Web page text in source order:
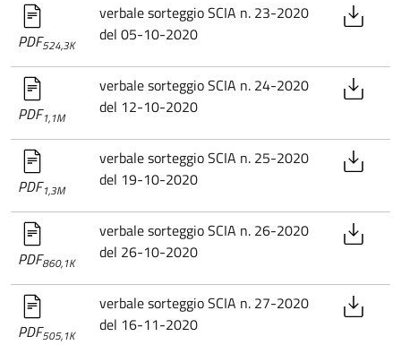
PDF524,3K
verbale sorteggio SCIA n. 23-2020
del 05-10-2020
PDF1,1M
verbale sorteggio SCIA n. 24-2020
del 12-10-2020
PDF1,3M
verbale sorteggio SCIA n. 25-2020
del 19-10-2020
PDF860,1K
verbale sorteggio SCIA n. 26-2020
del 26-10-2020
PDF505,1K
verbale sorteggio SCIA n. 27-2020
del 16-11-2020